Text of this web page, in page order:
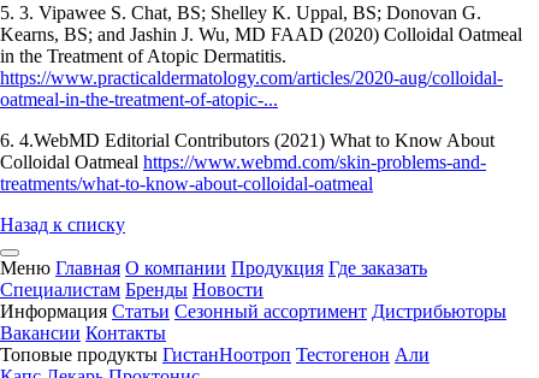
5. 3. Vipawee S. Chat, BS; Shelley K. Uppal, BS; Donovan G.
Kearns, BS; and Jashin J. Wu, MD FAAD (2020) Colloidal Oatmeal
in the Treatment of Atopic Dermatitis.
https://www.practicaldermatology.com/articles/2020-aug/colloidal-
oatmeal-in-the-treatment-of-atopic-...
6. 4.WebMD Editorial Contributors (2021) What to Know About
Colloidal Oatmeal https://www.webmd.com/skin-problems-and-
treatments/what-to-know-about-colloidal-oatmeal
Назад к списку
Меню Главная О компании Продукция Где заказать
Специалистам Бренды Новости
Информация Статьи Сезонный ассортимент Дистрибьюторы
Вакансии Контакты
Топовые продукты ГистанНоотроп Тестогенон Али